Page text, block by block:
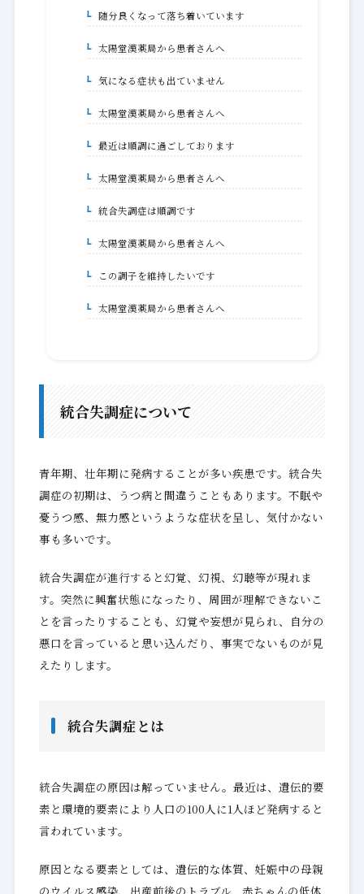
3-1.随分良くなって落ち着いています
3-1-1.
太陽堂漢薬局から患者さんへ
3-2.気になる症状も出ていません
3-2-1.
太陽堂漢薬局から患者さんへ
3-3.最近は順調に過ごしております
3-3-1.
太陽堂漢薬局から患者さんへ
3-4.統合失調症は順調です
3-4-1.
太陽堂漢薬局から患者さんへ
3-5.この調子を維持したいです
3-5-1.
太陽堂漢薬局から患者さんへ
統合失調症について
青年期、壮年期に発病することが多い疾患です。統合失
調症の初期は、うつ病と間違うこともあります。不眠や
憂うつ感、無力感というような症状を呈し、気付かない
事も多いです。
統合失調症が進行すると幻覚、幻視、幻聴等が現れま
す。突然に興奮状態になったり、周囲が理解できないこ
とを言ったりすることも、幻覚や妄想が見られ、自分の
悪口を言っていると思い込んだり、事実でないものが見
えたりします。
統合失調症とは
統合失調症の原因は解っていません。最近は、遺伝的要
素と環境的要素により人口の100人に1人ほど発病すると
言われています。
原因となる要素としては、遺伝的な体質、妊娠中の母親
のウイルス感染、出産前後のトラブル、赤ちゃんの低体